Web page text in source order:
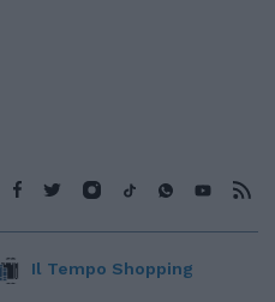
Il Tempo Shopping